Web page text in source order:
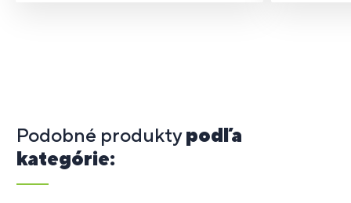
Podobné produktypodľa
kategórie: